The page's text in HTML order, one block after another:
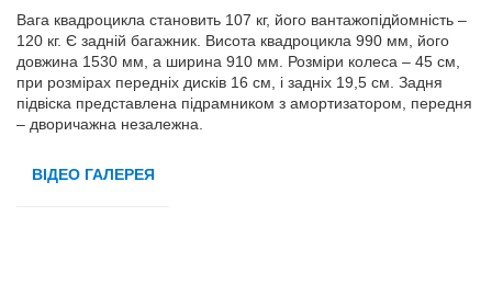
Вага квадроцикла становить 107 кг, його вантажопідйомність –
120 кг. Є задній багажник. Висота квадроцикла 990 мм, його
довжина 1530 мм, а ширина 910 мм. Розміри колеса – 45 см,
при розмірах передніх дисків 16 см, і задніх 19,5 см. Задня
підвіска представлена підрамником з амортизатором, передня
– дворичажна незалежна.
ВІДЕО ГАЛЕРЕЯ